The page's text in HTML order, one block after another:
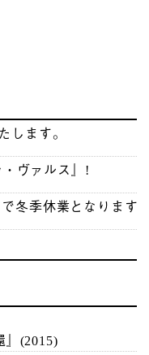
します。
ヴァルス』!
冬季休業となります
』(2015)